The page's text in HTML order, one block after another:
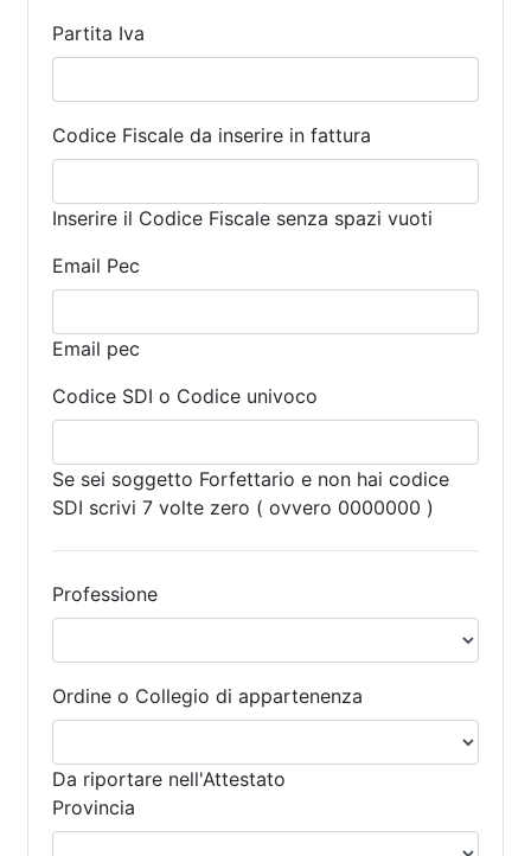
Partita Iva
Codice Fiscale da inserire in fattura
Inserire il Codice Fiscale senza spazi vuoti
Email Pec
Email pec
Codice SDI o Codice univoco
Se sei soggetto Forfettario e non hai codice
SDI scrivi 7 volte zero ( ovvero 0000000 )
Professione
Ordine o Collegio di appartenenza
Da riportare nell'Attestato
Provincia